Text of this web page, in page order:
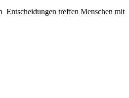
Entscheidungen treffen Menschen mit